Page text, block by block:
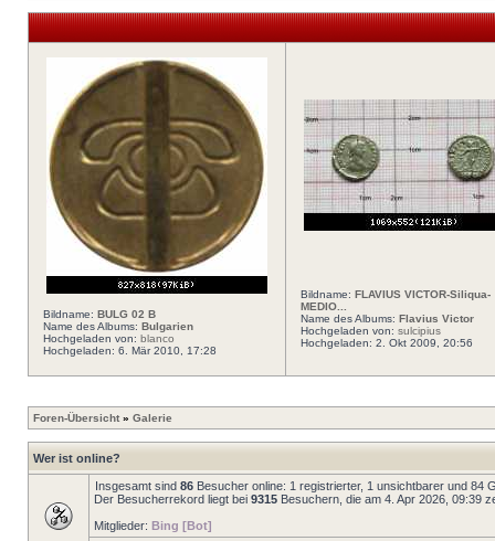
Bildname: BULG 02 B
Name des Albums: Bulgarien
Hochgeladen von: blanco
Hochgeladen: 6. Mär 2010, 17:28
Bildname: FLAVIUS VICTOR-Siliqua-
MEDIO...
Name des Albums: Flavius Victor
Hochgeladen von: sulcipius
Hochgeladen: 2. Okt 2009, 20:56
Foren-Übersicht » Galerie
Wer ist online?
Insgesamt sind 86 Besucher online: 1 registrierter, 1 unsichtbarer und 84
Der Besucherrekord liegt bei 9315 Besuchern, die am 4. Apr 2026, 09:39
Mitglieder: Bing [Bot]